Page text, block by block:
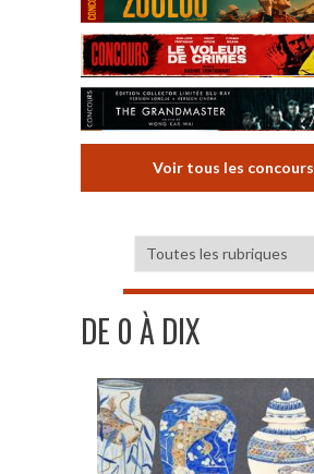
Voir tous les concours
DE 0 À DIX